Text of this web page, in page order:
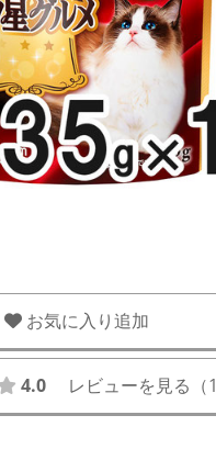
お気に入り追加
4.0 レビューを見る（1